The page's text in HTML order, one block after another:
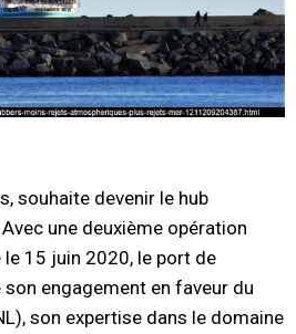
souhaite devenir le hub
une deuxième opération
le 15 juin 2020, le port de
engagement en faveur du
son expertise dans le domaine